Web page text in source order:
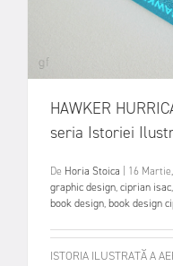
HAWKER
seria Istoriei
De Horia Stoica 16
graphic design,ciprian isac,
book design,book design
ISTORIA ILUSTRATĂ A